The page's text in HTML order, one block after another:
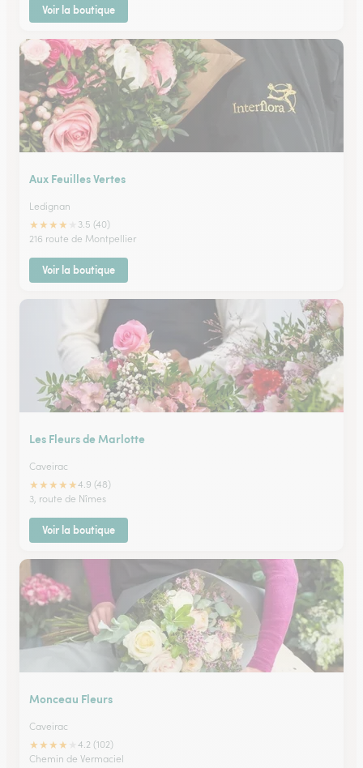
Voir la boutique
Aux Feuilles Vertes
Ledignan
★★★★
3.5 (40)
216 route de Montpellier
Voir la boutique
Les Fleurs de Marlotte
Caveirac
★★★★★4.9 (48)
3, route de Nîmes
Voir la boutique
Monceau Fleurs
Caveirac
★★★★
4.2 (102)
Chemin de Vermaciel